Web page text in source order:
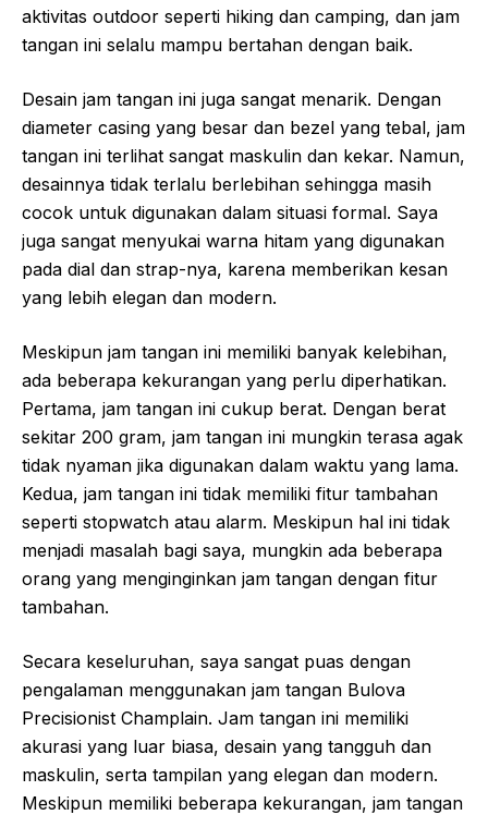
aktivitas outdoor seperti hiking dan camping, dan jam
tangan ini selalu mampu bertahan dengan baik.
Desain jam tangan ini juga sangat menarik. Dengan
diameter casing yang besar dan bezel yang tebal, jam
tangan ini terlihat sangat maskulin dan kekar. Namun,
desainnya tidak terlalu berlebihan sehingga masih
cocok untuk digunakan dalam situasi formal. Saya
juga sangat menyukai warna hitam yang digunakan
pada dial dan strap-nya, karena memberikan kesan
yang lebih elegan dan modern.
Meskipun jam tangan ini memiliki banyak kelebihan,
ada beberapa kekurangan yang perlu diperhatikan.
Pertama, jam tangan ini cukup berat. Dengan berat
sekitar 200 gram, jam tangan ini mungkin terasa agak
tidak nyaman jika digunakan dalam waktu yang lama.
Kedua, jam tangan ini tidak memiliki fitur tambahan
seperti stopwatch atau alarm. Meskipun hal ini tidak
menjadi masalah bagi saya, mungkin ada beberapa
orang yang menginginkan jam tangan dengan fitur
tambahan.
Secara keseluruhan, saya sangat puas dengan
pengalaman menggunakan jam tangan Bulova
Precisionist Champlain. Jam tangan ini memiliki
akurasi yang luar biasa, desain yang tangguh dan
maskulin, serta tampilan yang elegan dan modern.
Meskipun memiliki beberapa kekurangan, jam tangan